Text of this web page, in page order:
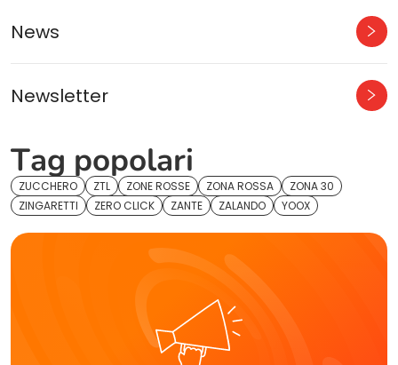
News
Newsletter
Tag popolari
ZUCCHERO ZTL ZONE ROSSE ZONA ROSSA
ZONA 30
ZINGARETTI
ZERO CLICK ZANTE ZALANDO YOOX